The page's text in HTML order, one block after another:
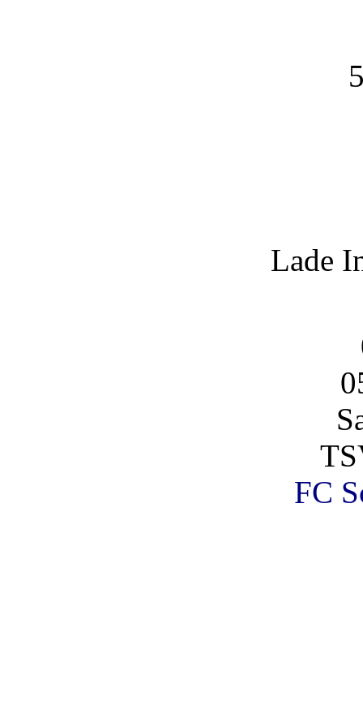
Lade
FC